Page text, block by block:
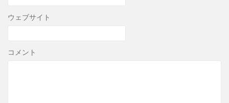
ウェブサイト
コメント